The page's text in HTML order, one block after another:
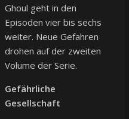
Ghoul geht in den
Episoden vier bis sechs
weiter. Neue Gefahren
drohen auf der zweiten
Volume der Serie.
Gefährliche
Gesellschaft